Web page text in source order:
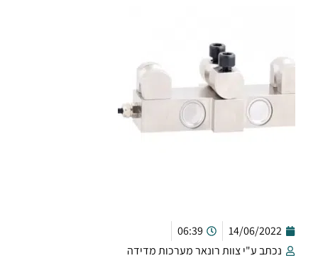
14/06/2022
06:39
נכתב ע"י צוות רונאר מערכות מדידה